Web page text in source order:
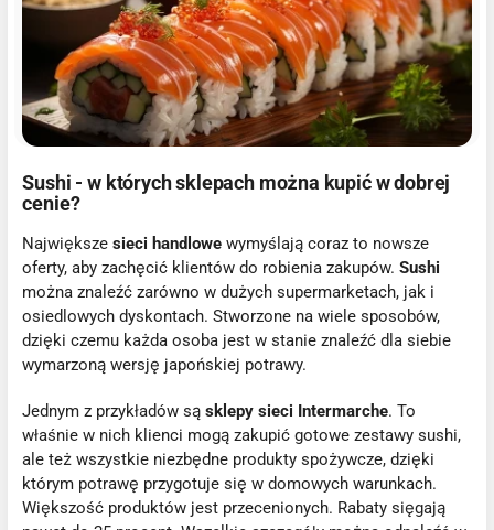
Sushi - w których sklepach można kupić w dobrej
cenie?
Największesieci handlowe wymyślają coraz to nowsze
oferty, aby zachęcić klientów do robienia zakupów.Sushi
można znaleźć zarówno w dużych supermarketach, jak i
osiedlowych dyskontach. Stworzone na wiele sposobów,
dzięki czemu każda osoba jest w stanie znaleźć dla siebie
wymarzoną wersję japońskiej potrawy.
Jednym z przykładów sąsklepy sieci Intermarche. To
właśnie w nich klienci mogą zakupić gotowe zestawy sushi,
ale też wszystkie niezbędne produkty spożywcze, dzięki
którym potrawę przygotuje się w domowych warunkach.
Większość produktów jest przecenionych. Rabaty sięgają